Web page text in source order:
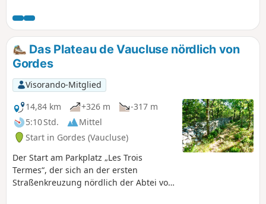
thront und einen herrlichen Blick auf
den Mont Ventoux im Norden und die
Monts de Vaucluse im Süden bietet, und
Méthamis, ein historisches Dorf, das auf
einem Felsvorsprung am Ausgang der
Gorges de la Nesque erbaut wurde, wo
bei archäologischen Ausgrabungen
Spuren neolithischer Behausungen
entdeckt wurden. Aufdem Weg vom
Gipfel des Gacholle hinunter nach
Méthamissäumen Überreste von
Trockenmauerunterständen,
Hirtenunterkünften und Schafweiden
den Weg. Informationstafeln
Das Plateau de Vaucluse nördlich von
Gordes
Visorando-Mitglied
14,84 km
+326 m
-317 m
5:10 Std.
Mittel
Start in Gordes (Vaucluse)
Der Start am Parkplatz „Les Trois
Termes“, der sich an der ersten
Straßenkreuzung nördlich der Abtei von